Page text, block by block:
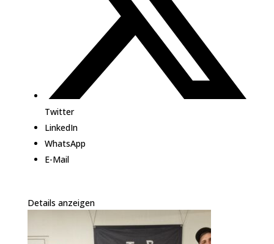
Twitter
LinkedIn
WhatsApp
E-Mail
Details anzeigen